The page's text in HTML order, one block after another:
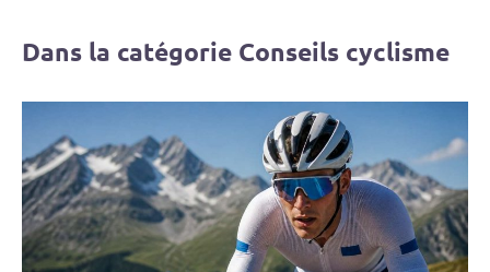
Dans la catégorie Conseils cyclisme